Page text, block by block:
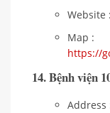
Website
Map :
https://
14. Bệnh viện
Address